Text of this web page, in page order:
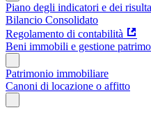
Piano degli indicatori e dei
Bilancio Consolidato
Regolamento di contabilità
Beni immobili e gestione
Patrimonio immobiliare
Canoni di locazione o affitto